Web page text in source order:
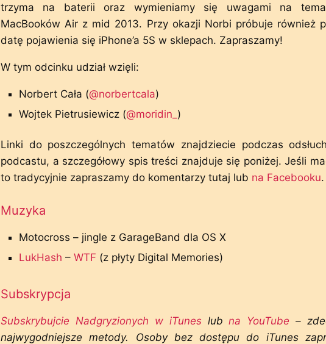
trzyma na baterii oraz wymieniamy się uwagami na
MacBooków Air z mid 2013. Przy okazji Norbi próbuje również
datę pojawienia się iPhone’a 5S w sklepach. Zapraszamy!
W tym odcinku udział wzięli:
Norbert Cała (@norbertcala)
Wojtek Pietrusiewicz (@moridin_ )
Linki do poszczególnych tematów znajdziecie podczas
podcastu, a szczegółowy spis treści znajduje się poniżej. Jeśli
to tradycyjnie zapraszamy do komentarzy tutaj lub na Facebooku.
Muzyka
Motocross – jingle z GarageBand dla OS X
LukHash – WTF (z płyty Digital Memories)
Subskrypcja
Subskrybujcie Nadgryzionych w iTuneslubna YouTube –
najwygodniejsze metody. Osoby bez dostępu do iTunes